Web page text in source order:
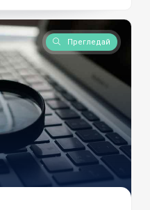
Прегледай